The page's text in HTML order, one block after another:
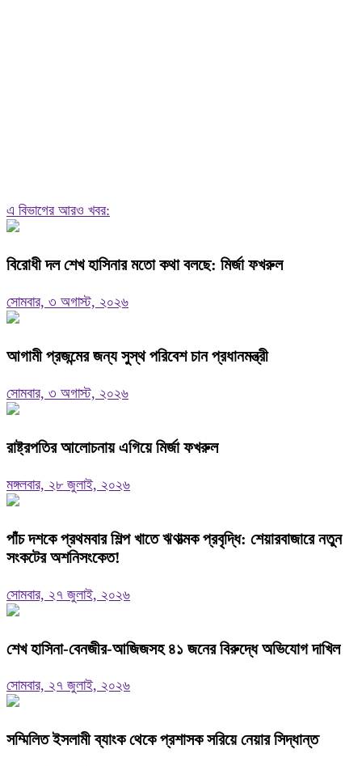
এ বিভাগের আরও খবর:
বিরোধী দল শেখ হাসিনার মতো কথা বলছে: মির্জা ফখরুল
সোমবার, ৩ অগাস্ট, ২০২৬
আগামী প্রজন্মের জন্য সুস্থ পরিবেশ চান প্রধানমন্ত্রী
সোমবার, ৩ অগাস্ট, ২০২৬
রাষ্ট্রপতির আলোচনায় এগিয়ে মির্জা ফখরুল
মঙ্গলবার, ২৮ জুলাই, ২০২৬
পাঁচ দশকে প্রথমবার শিল্প খাতে ঋণাত্মক প্রবৃদ্ধি: শেয়ারবাজারে নতুন
সংকটের অশনিসংকেত!
সোমবার, ২৭ জুলাই, ২০২৬
শেখ হাসিনা-বেনজীর-আজিজসহ ৪১ জনের বিরুদ্ধে অভিযোগ দাখিল
সোমবার, ২৭ জুলাই, ২০২৬
সম্মিলিত ইসলামী ব্যাংক থেকে প্রশাসক সরিয়ে নেয়ার সিদ্ধান্ত